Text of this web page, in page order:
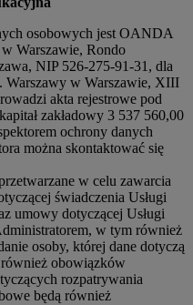
osobowych jest OANDA
Warszawie, Rondo
NIP 526-275-91-31, dla
Warszawy w Warszawie, XIII
akta rejestrowe pod
zakładowy 3 537 560,00
ochrony danych
można skontaktować się
w celu zawarcia
świadczenia Usługi
umowy dotyczącej Usługi
w tym również
osoby, której dane dotyczą
obowiązków
rozpatrywania
będą również